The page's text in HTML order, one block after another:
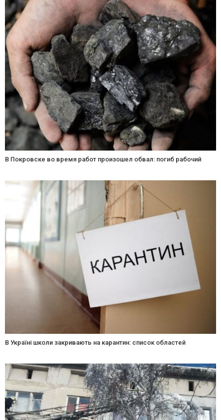
В Покровске во время работ произошел обвал: погиб рабочий
В Україні школи закривають на карантин: список областей